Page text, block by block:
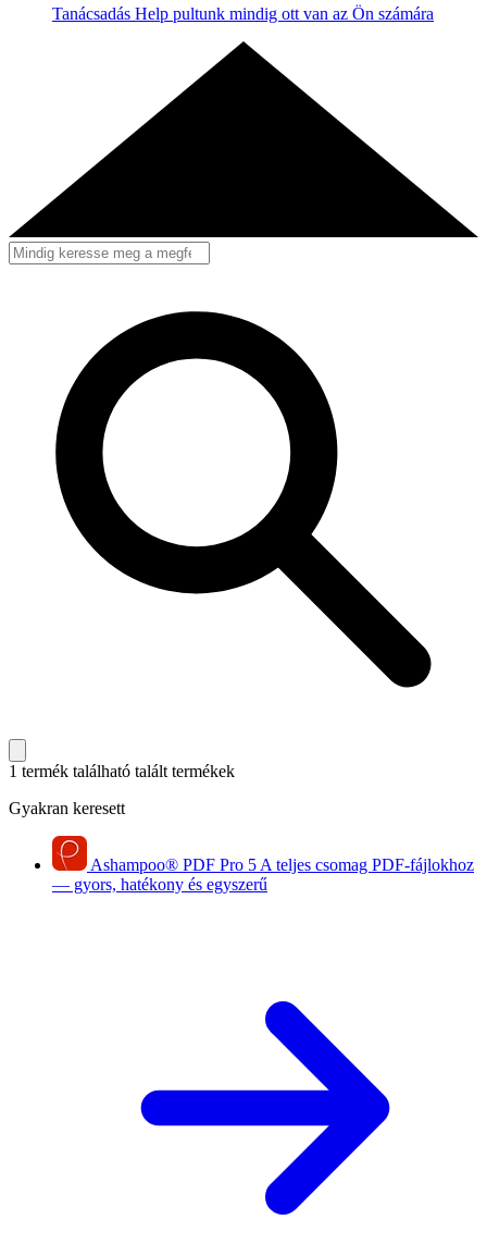
Tanácsadás Help pultunk mindig ott van az Ön számára
1 termék található talált termékek
Gyakran keresett
Ashampoo® PDF Pro 5 A teljes csomag PDF-fájlokhoz
— gyors, hatékony és egyszerű